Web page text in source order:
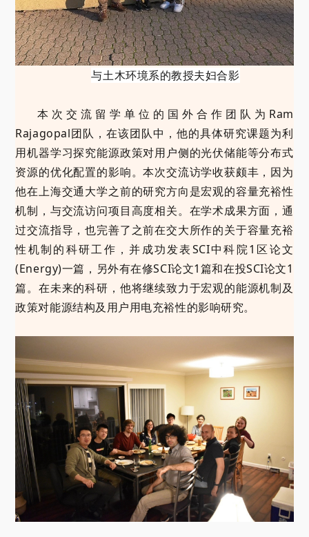
与土木环境系的教授夫妇合影
本次交流留学单位的国外合作团队为Ram
Rajagopal团队，在该团队中，他的具体研究课题为利
用机器学习探究能源政策对用户侧的光伏储能等分布式
资源的优化配置的影响。本次交流访学收获颇丰，因为
他在上海交通大学之前的研究方向是宏观的容量充裕性
机制，与交流访问项目高度相关。在学术成果方面，通
过交流指导，也完善了之前在交大所作的关于容量充裕
性机制的科研工作，并成功发表SCI中科院1区论文
(Energy)一篇，另外有在修SCI论文1篇和在投SCI论文1
篇。在未来的科研，他将继续致力于宏观的能源机制及
政策对能源结构及用户用电充裕性的影响研究。